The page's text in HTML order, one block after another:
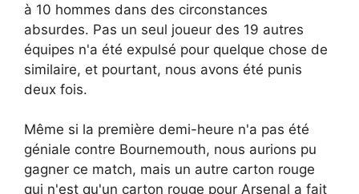
à 10 hommes dans des circonstances
absurdes. Pas un seul joueur des 19 autres
équipes n'a été expulsé pour quelque chose de
similaire, et pourtant, nous avons été punis
deux fois.
Même si la première demi-heure n'a pas été
géniale contre Bournemouth, nous aurions pu
gagner ce match, mais un autre carton rouge
qui n'est qu'un carton rouge pour Arsenal a fait